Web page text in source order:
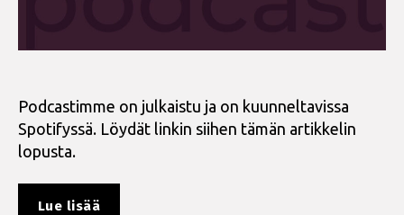
Podcastimme on julkaistu ja on kuunneltavissa
Spotifyssä. Löydät linkin siihen tämän artikkelin
lopusta.
Lue lisää